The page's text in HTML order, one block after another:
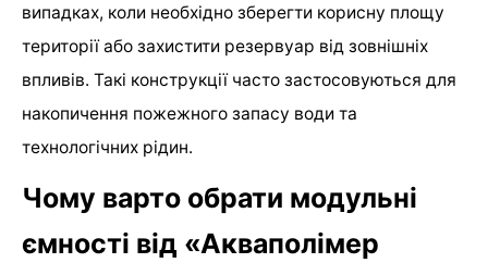
випадках, коли необхідно зберегти корисну площу
території або захистити резервуар від зовнішніх
впливів. Такі конструкції часто застосовуються для
накопичення пожежного запасу води та
технологічних рідин.
Чому варто обрати модульні
ємності від «Акваполімер